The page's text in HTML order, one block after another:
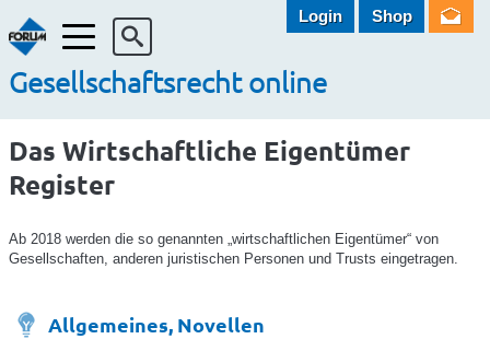
Menü
Gesellschaftsrecht online
Login Shop
Das Wirtschaftliche Eigentümer
Register
Ab 2018 werden die so genannten „wirtschaftlichen Eigentümer“ von
Gesellschaften, anderen juristischen Personen und Trusts eingetragen.
Allgemeines, Novellen